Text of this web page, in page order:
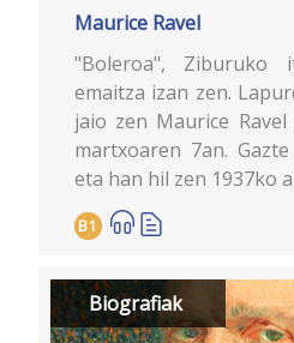
Maurice Ravel
"Boleroa", Ziburuko
emaitza izan zen.
jaio zen Maurice
martxoaren 7an.
eta han hil zen 1937ko
B1
Biografiak